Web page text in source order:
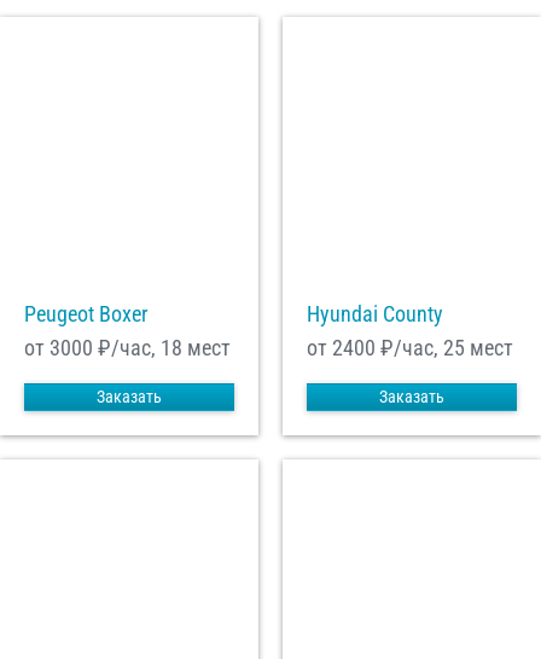
Peugeot Boxer
от 3000 ₽/час, 18 мест
Заказать
Hyundai County
от 2400 ₽/час, 25 мест
Заказать